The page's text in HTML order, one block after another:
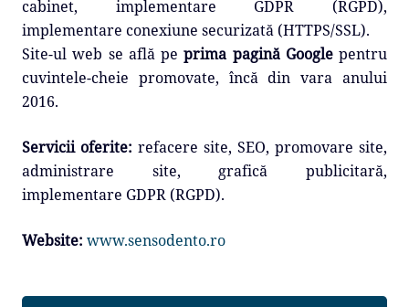
cabinet, implementare GDPR (RGPD),
implementare conexiune securizată (HTTPS/SSL).
Site-ul web se află peprima pagină Googlepentru
cuvintele-cheie promovate, încă din vara anului
2016.
Servicii oferite: refacere site, SEO, promovare site,
administrare site, grafică publicitară,
implementare GDPR (RGPD).
Website: www.sensodento.ro